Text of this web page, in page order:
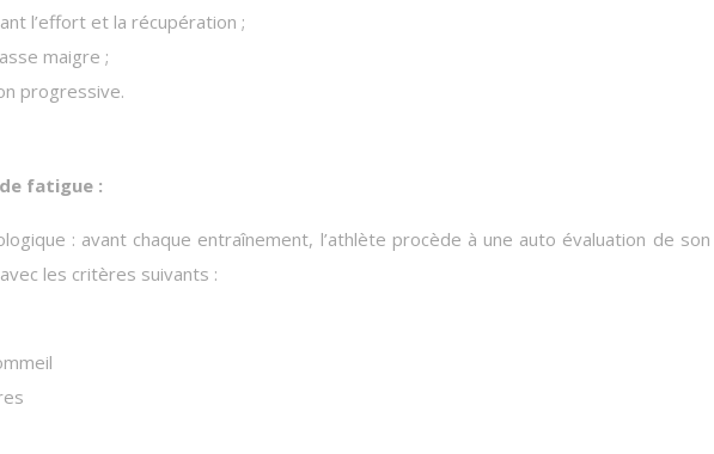
l’effort et la récupération ;
maigre ;
progressive.
fatigue :
: avant chaque entraînement, l’athlète procède à une auto évaluation de
les critères suivants :